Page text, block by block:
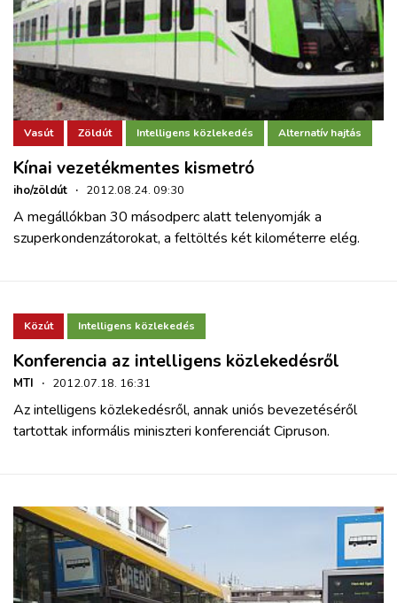
Vasút Zöldút Intelligens közlekedés Alternatív hajtás
Kínai vezetékmentes kismetró
iho/zöldút · 2012.08.24. 09:30
A megállókban 30 másodperc alatt telenyomják a
szuperkondenzátorokat, a feltöltés két kilométerre elég.
Közút Intelligens közlekedés
Konferencia az intelligens közlekedésről
MTI · 2012.07.18. 16:31
Az intelligens közlekedésről, annak uniós bevezetéséről
tartottak informális miniszteri konferenciát Cipruson.